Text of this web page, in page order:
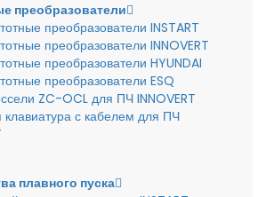
преобразователи
преобразователи INSTART
преобразователи INNOVERT
преобразователи HYUNDAI
преобразователи ESQ
ZC-OCL для ПЧ INNOVERT
с кабелем для ПЧ
плавного пуска